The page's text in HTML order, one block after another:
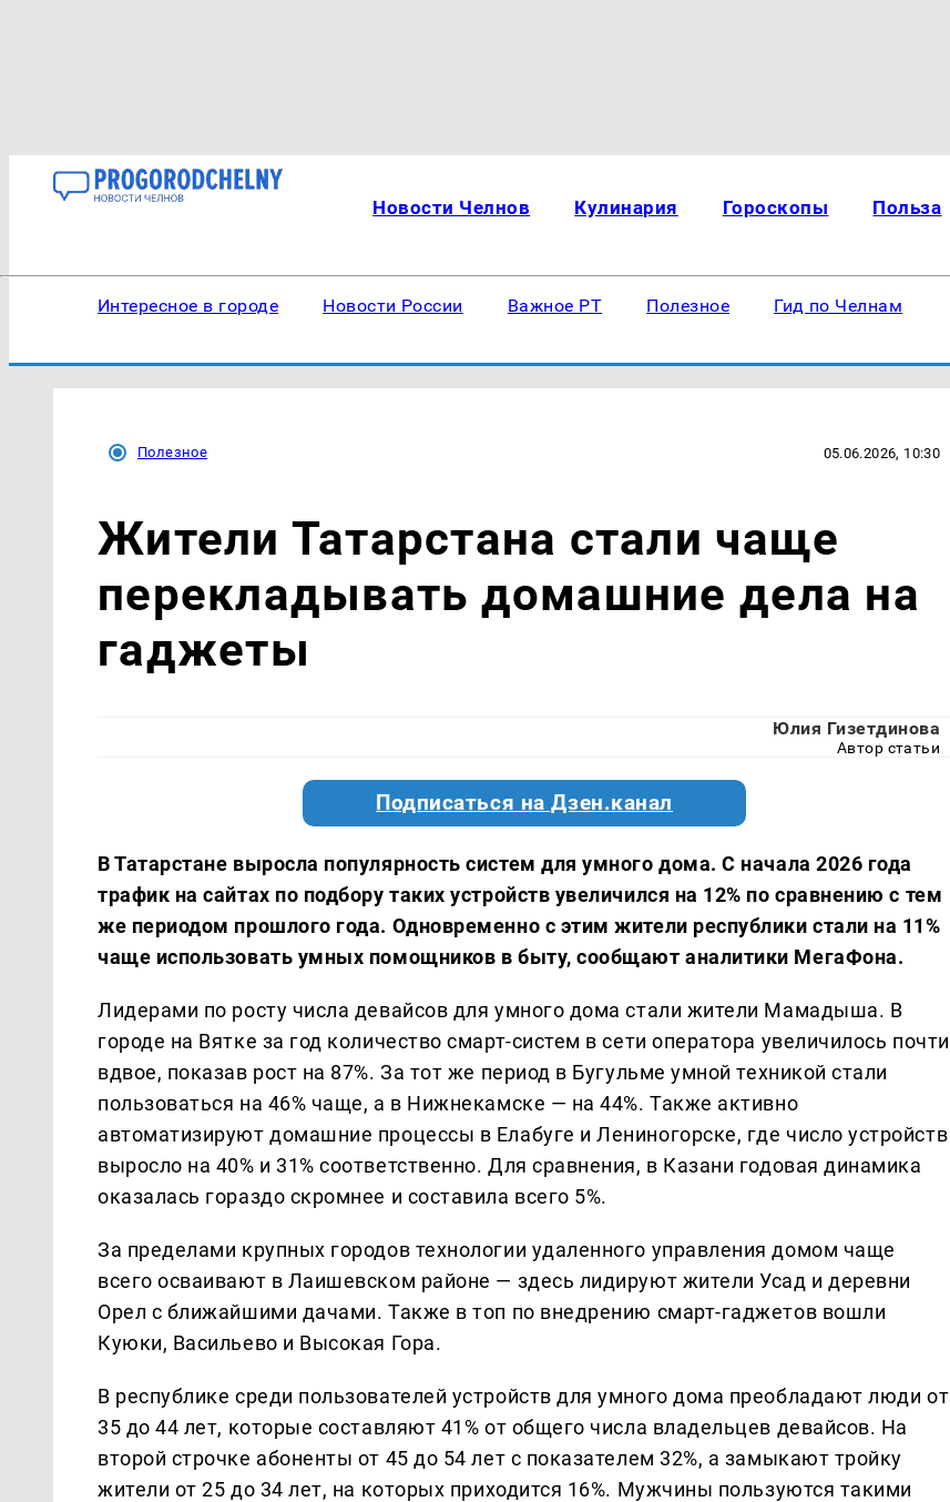
Новости Челнов Кулинария Гороскопы Польза
Интересное в городе Новости России Важное РТ Полезное Гид по Челнам
Полезное 05.06.2026, 10:30
Жители Татарстана стали чаще
перекладывать домашние дела на
гаджеты
Юлия Гизетдинова
Автор статьи
Подписаться на Дзен.канал
В Татарстане выросла популярность систем для умного дома. С начала 2026 года
трафик на сайтах по подбору таких устройств увеличился на 12% по сравнению с тем
же периодом прошлого года. Одновременно с этим жители республики стали на 11%
чаще использовать умных помощников в быту, сообщают аналитики МегаФона.
Лидерами по росту числа девайсов для умного дома стали жители Мамадыша. В
городе на Вятке за год количество смарт-систем в сети оператора увеличилось почти
вдвое, показав рост на 87%. За тот же период в Бугульме умной техникой стали
пользоваться на 46% чаще, а в Нижнекамске — на 44%. Также активно
автоматизируют домашние процессы в Елабуге и Лениногорске, где число устройств
выросло на 40% и 31% соответственно. Для сравнения, в Казани годовая динамика
оказалась гораздо скромнее и составила всего 5%.
За пределами крупных городов технологии удаленного управления домом чаще
всего осваивают в Лаишевском районе — здесь лидируют жители Усад и деревни
Орел с ближайшими дачами. Также в топ по внедрению смарт-гаджетов вошли
Куюки, Васильево и Высокая Гора.
В республике среди пользователей устройств для умного дома преобладают люди от
35 до 44 лет, которые составляют 41% от общего числа владельцев девайсов. На
второй строчке абоненты от 45 до 54 лет с показателем 32%, а замыкают тройку
жители от 25 до 34 лет, на которых приходится 16%. Мужчины пользуются такими